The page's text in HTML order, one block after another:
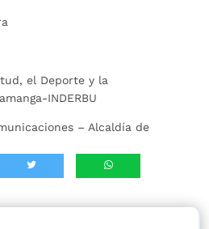
el Deporte y la
INDERBU
– Alcaldía de